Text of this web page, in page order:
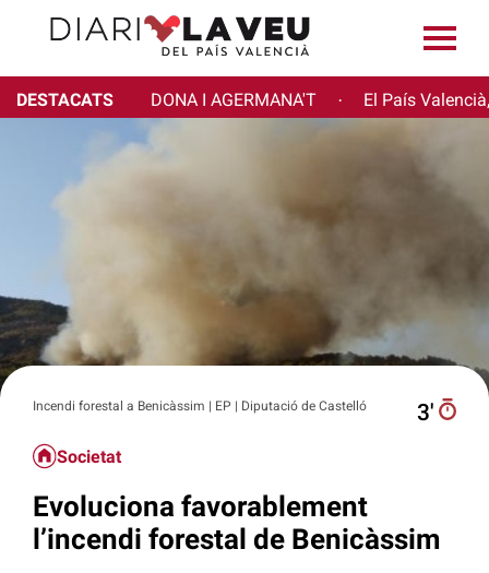
DESTACATS DONA I AGERMANA'T · El País
Incendi forestal a Benicàssim | EP | Diputació de Castelló 3′
Societat
Evoluciona favorablement
l’incendi forestal de Benicàssim